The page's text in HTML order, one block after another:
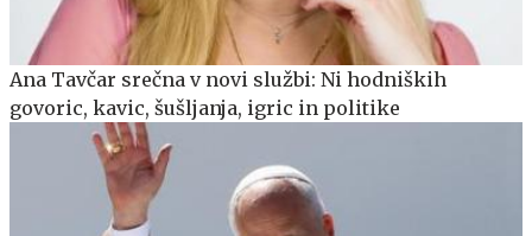
Ana Tavčar srečna v novi službi: Ni hodniških
govoric, kavic, šušljanja, igric in politike